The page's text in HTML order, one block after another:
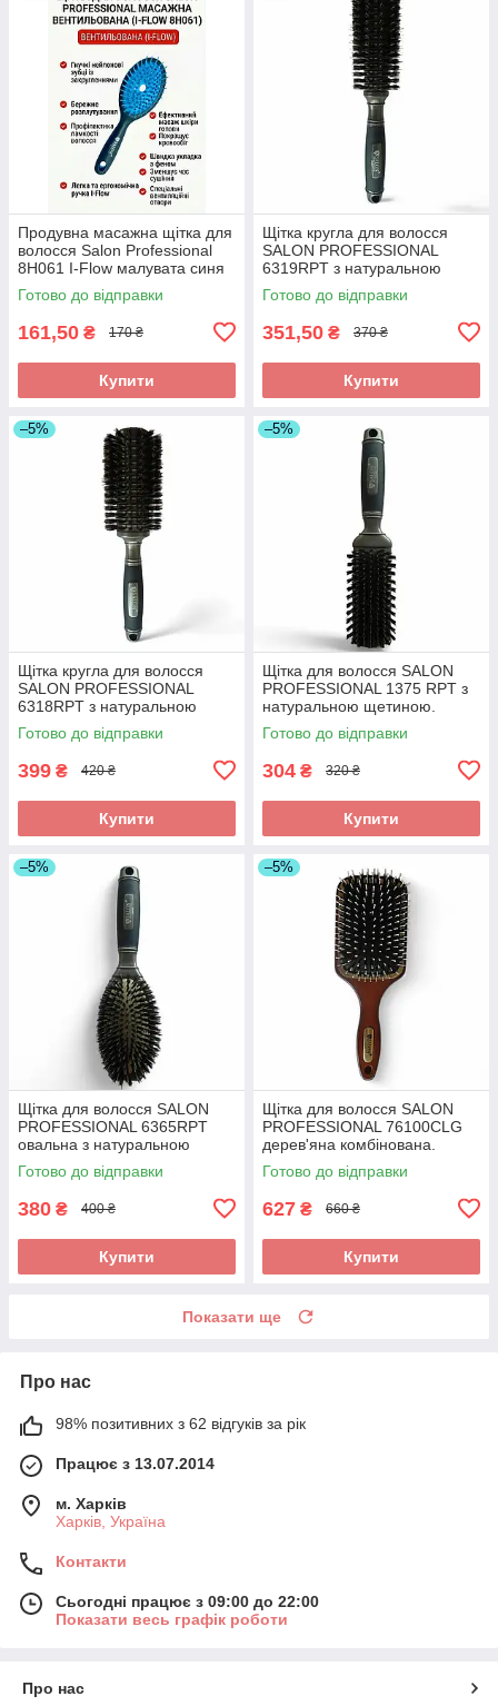
Продувна масажна щітка для
волосся Salon Professional
8H061 I-Flow малувата синя
Готово до відправки
161,50 ₴ 170 ₴
Купити
Щітка кругла для волосся
SALON PROFESSIONAL
6319RPT з натуральною
щетиною та нейлоном.
Брашинг для стайлінгу.
Готово до відправки
351,50 ₴ 370 ₴
Купити
–5%
Щітка кругла для волосся
SALON PROFESSIONAL
6318RPT з натуральною
щетиною та нейлоном.
Брашинг для стайлінгу.
Готово до відправки
399 ₴ 420 ₴
Купити
–5%
Щітка для волосся SALON
PROFESSIONAL 1375 RPT з
натуральною щетиною.
Прямокутна щітка для блиску
та об'єму.
Готово до відправки
304 ₴ 320 ₴
Купити
–5%
Щітка для волосся SALON
PROFESSIONAL 6365RPT
овальна з натуральною
щетиною. Масажний
гребінець для блиску та
Готово до відправки
380 ₴ 400 ₴
Купити
–5%
Щітка для волосся SALON
PROFESSIONAL 76100CLG
дерев'яна комбінована.
Масажний гребінець з
натуральною щетиною та
Готово до відправки
627 ₴ 660 ₴
Купити
Показати ще
Про нас
98% позитивних з 62 відгуків за рік
Працює з 13.07.2014
м. Харків
Харків, Україна
Контакти
Сьогодні працює з 09:00 до 22:00
Показати весь графік роботи
Про нас